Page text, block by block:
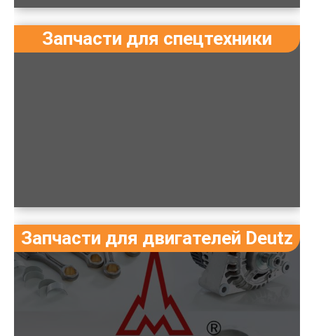
Запчасти для спецтехники
Запчасти для двигателей Deutz